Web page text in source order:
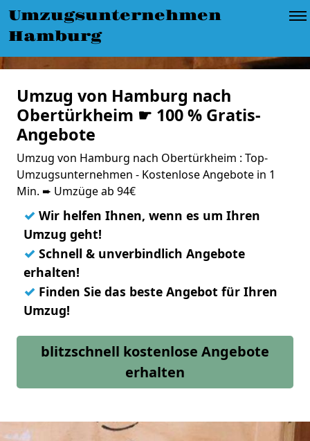
Umzugsunternehmen
Hamburg
Umzug von Hamburg nach
Obertürkheim ☛ 100 % Gratis-
Angebote
Umzug von Hamburg nach Obertürkheim : Top-
Umzugsunternehmen - Kostenlose Angebote in 1
Min. ➨ Umzüge ab 94€
✓ Wir helfen Ihnen, wenn es um Ihren
Umzug geht!
✓ Schnell & unverbindlich Angebote
erhalten!
✓ Finden Sie das beste Angebot für Ihren
Umzug!
blitzschnell kostenlose Angebote
erhalten